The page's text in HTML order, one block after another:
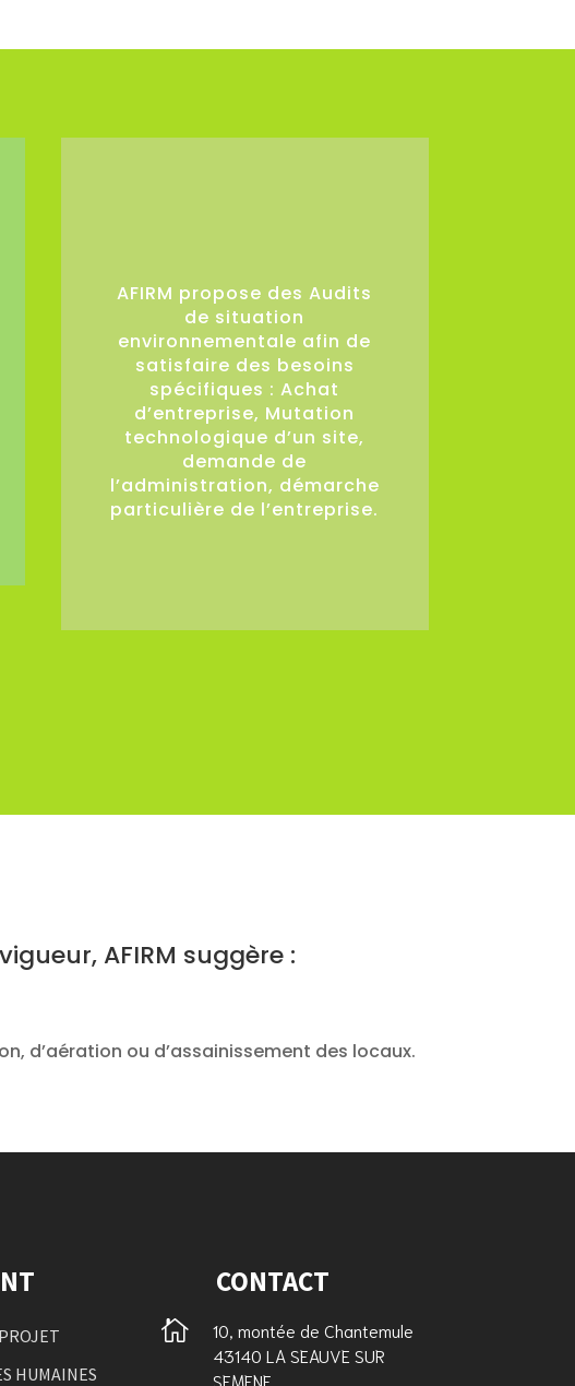
AFIRM propose des Audits
de situation
environnementale afin de
satisfaire des besoins
spécifiques : Achat
d’entreprise, Mutation
technologique d’un site,
demande de
l’administration, démarche
particulière de l’entreprise.
AFIRM suggère :
d’aération ou d’assainissement des locaux.
HUMAINES
CONTACT

10, montée de Chantemule
43140 LA SEAUVE SUR
SEMENE